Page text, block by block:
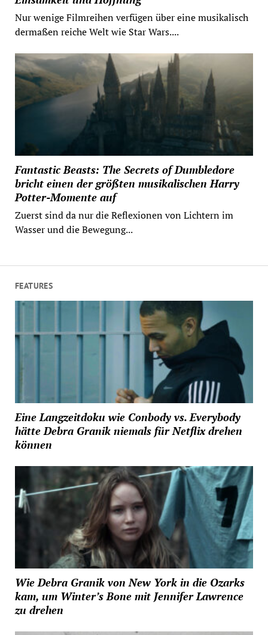
Nur wenige Filmreihen verfügen über eine musikalisch
dermaßen reiche Welt wie Star Wars....
Fantastic Beasts: The Secrets of Dumbledore
bricht einen der größten musikalischen Harry
Potter-Momente auf
Zuerst sind da nur die Reflexionen von Lichtern im
Wasser und die Bewegung...
FEATURES
Eine Langzeitdoku wie Conbody vs. Everybody
hätte Debra Granik niemals für Netflix drehen
können
Wie Debra Granik von New York in die Ozarks
kam, um Winter’s Bone mit Jennifer Lawrence
zu drehen